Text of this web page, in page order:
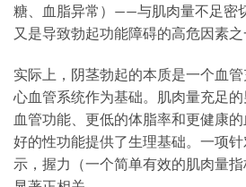
糖、血脂异常）——与肌肉量不足密
又是导致勃起功能障碍的高危因素之
实际上，阴茎勃起的本质是一个血
心血管系统作为基础。肌肉量充足
血管功能、更低的体脂率和更健康
好的性功能提供了生理基础。一项
示，握力（一个简单有效的肌肉量